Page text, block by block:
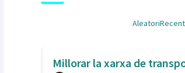
AleatoriRecent
Millorar la xarxa de